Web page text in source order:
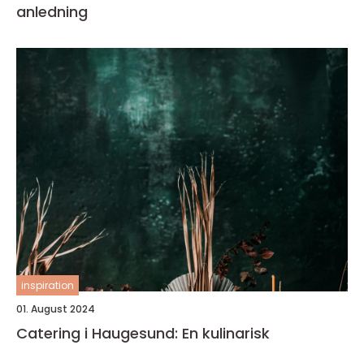
anledning
inspiration
01. August 2024
Catering i Haugesund: En kulinarisk